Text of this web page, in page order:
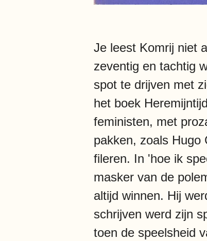
Je leest Komrij niet
zeventig en tachtig
spot te drijven met
het boek
feministen, met
pakken, zoals Hugo
fileren. In 'hoe ik
masker van de
altijd winnen. Hij
schrijven werd zijn
toen de speelsheid